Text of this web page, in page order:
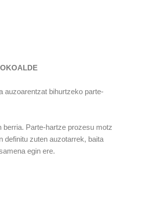
auzoarentzat bihurtzeko parte-
berria. Parte-hartze prozesu motz
definitu zuten auzotarrek, baita
egin ere.